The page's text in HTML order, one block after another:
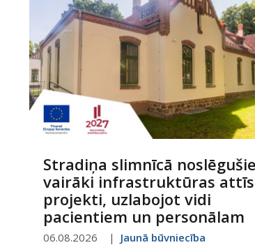
Stradiņa slimnīcā
vairāki infrastruktūras
projekti, uzlabojot vidi
pacientiem un personālam
06.08.2026 Jaunā būvniecība